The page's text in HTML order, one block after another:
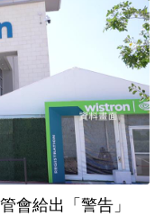
會給出「警告」